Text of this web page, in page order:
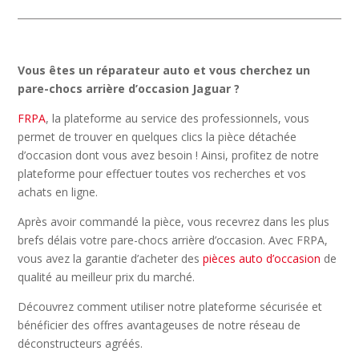
Vous êtes un réparateur auto et vous cherchez un
pare-chocs arrière d’occasion Jaguar ?
FRPA, la plateforme au service des professionnels, vous
permet de trouver en quelques clics la pièce détachée
d’occasion dont vous avez besoin ! Ainsi, profitez de notre
plateforme pour effectuer toutes vos recherches et vos
achats en ligne.
Après avoir commandé la pièce, vous recevrez dans les plus
brefs délais votre pare-chocs arrière d’occasion. Avec FRPA,
vous avez la garantie d’acheter despièces auto d’occasion de
qualité au meilleur prix du marché.
Découvrez comment utiliser notre plateforme sécurisée et
bénéficier des offres avantageuses de notre réseau de
déconstructeurs agréés.